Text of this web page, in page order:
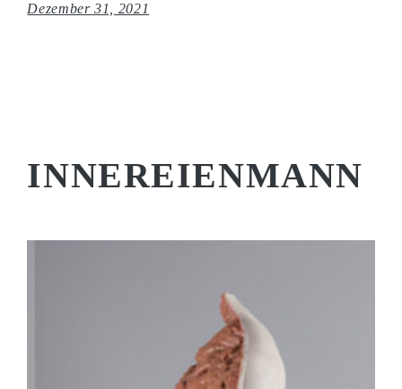
Dezember 31, 2021
INNEREIENMANN